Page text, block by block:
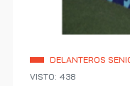
DELANTEROS
VISTO: 438